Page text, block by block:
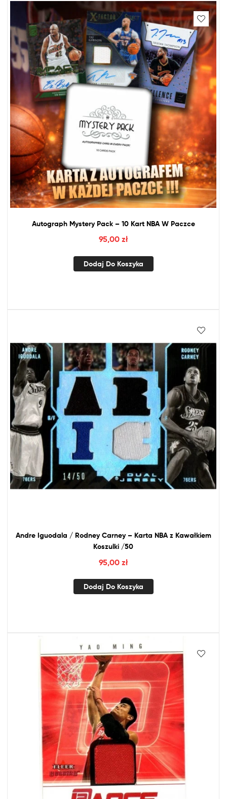
Autograph Mystery Pack – 10 Kart NBAW Paczce
95,00 zł
Dodaj Do Koszyka
Andre Iguodala / Rodney Carney – Karta NBA zKawałkiem
Koszulki /50
95,00 zł
Dodaj Do Koszyka